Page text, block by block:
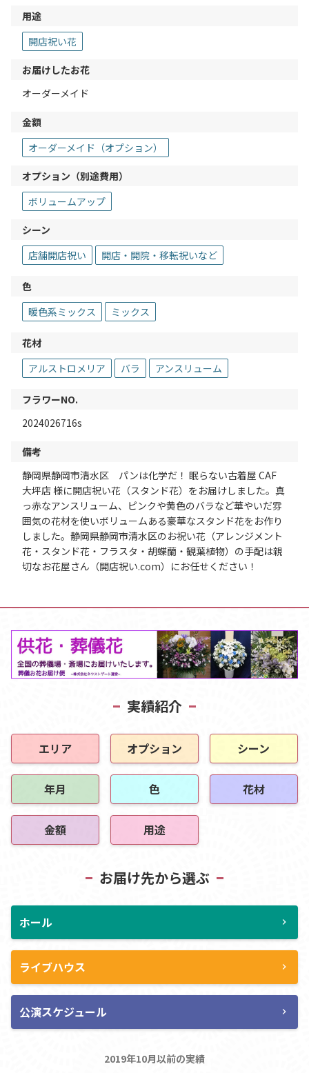
用途
開店祝い花
お届けしたお花
オーダーメイド
金額
オーダーメイド（オプション）
オプション（別途費用）
ボリュームアップ
シーン
店舗開店祝い
開店・開院・移転祝いなど
色
暖色系ミックス
ミックス
花材
アルストロメリア
バラ アンスリューム
フラワーNO.
2024026716s
備考
静岡県静岡市清水区 パンは化学だ！ 眠らない古着屋 CAF
大坪店 様に開店祝い花（スタンド花）をお届けしました。真
っ赤なアンスリューム、ピンクや黄色のバラなど華やいだ雰
囲気の花材を使いボリュームある豪華なスタンド花をお作り
しました。静岡県静岡市清水区のお祝い花（アレンジメント
花・スタンド花・フラスタ・胡蝶蘭・観葉植物）の手配は親
切なお花屋さん（開店祝い.com）にお任せください！
実績紹介
エリア オプション シーン
年月 色 花材
金額 用途
お届け先から選ぶ
ホール chevron_right
ライブハウス chevron_right
公演スケジュール chevron_right
2019年10月以前の実績